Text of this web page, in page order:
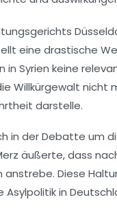
eine drastische
in Syrien keine
Willkürgewalt nicht
darstelle.
in der Debatte um
äußerte, dass
Diese
in